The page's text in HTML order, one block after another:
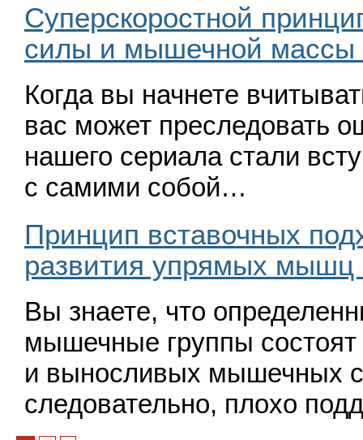
Суперскоростной
силы и мышечной массы
Когда вы начнете
вас может преследовать
нашего сериала стали
с самими собой…
Принцип вставочных
развития упрямых
Вы знаете, что
мышечные группы состоят
и выносливых мы­шечных
следовательно, плохо